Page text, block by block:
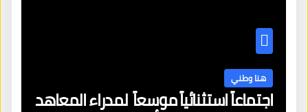
هنا وطني
اجتماعاً استثنائياً موسعاً لمدراء المعاهد